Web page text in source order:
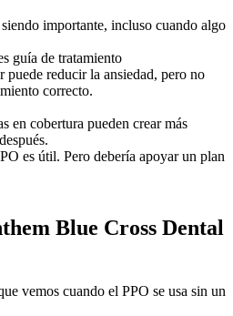
importante, incluso cuando algo
guía de tratamiento
reducir la ansiedad, pero no
correcto.
en cobertura pueden crear más
es útil. Pero debería apoyar un plan
Blue Cross Dental
vemos cuando el PPO se usa sin un